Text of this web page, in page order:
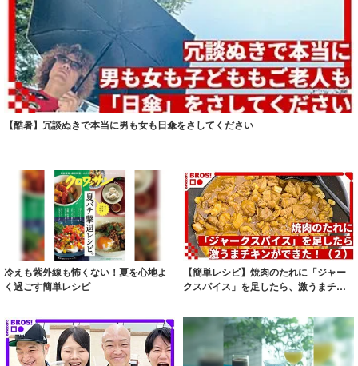
【酷暑】冗談ぬきで本当に男も女も日傘をさしてください
冷えも紫外線も怖くない！夏を心地よ
く過ごす簡単レシピ
【簡単レシピ】焼肉のたれに「ジャー
クスパイス」を足したら、激うまチキ